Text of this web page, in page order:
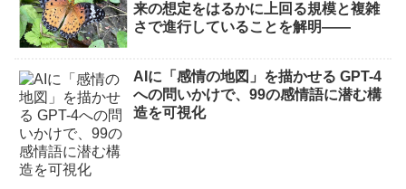
来の想定をはるかに上回る規模と複雑
さで進行していることを解明――
AIに「感情の地図」を描かせる GPT-4
への問いかけで、99の感情語に潜む構
造を可視化